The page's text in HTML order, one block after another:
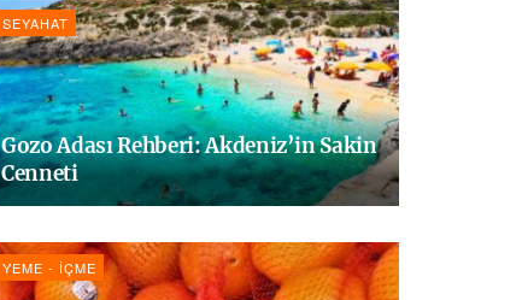
SEYAHAT
Gozo Adası Rehberi: Akdeniz’in Sakin
Cenneti
YEME - İÇME